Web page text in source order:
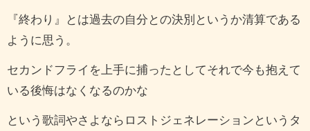
『終わり』とは過去の自分との決別というか清算である
ように思う。
セカンドフライを上手に捕ったとしてそれで今も抱えて
いる後悔はなくなるのかな
という歌詞やさよならロストジェネレーションというタ